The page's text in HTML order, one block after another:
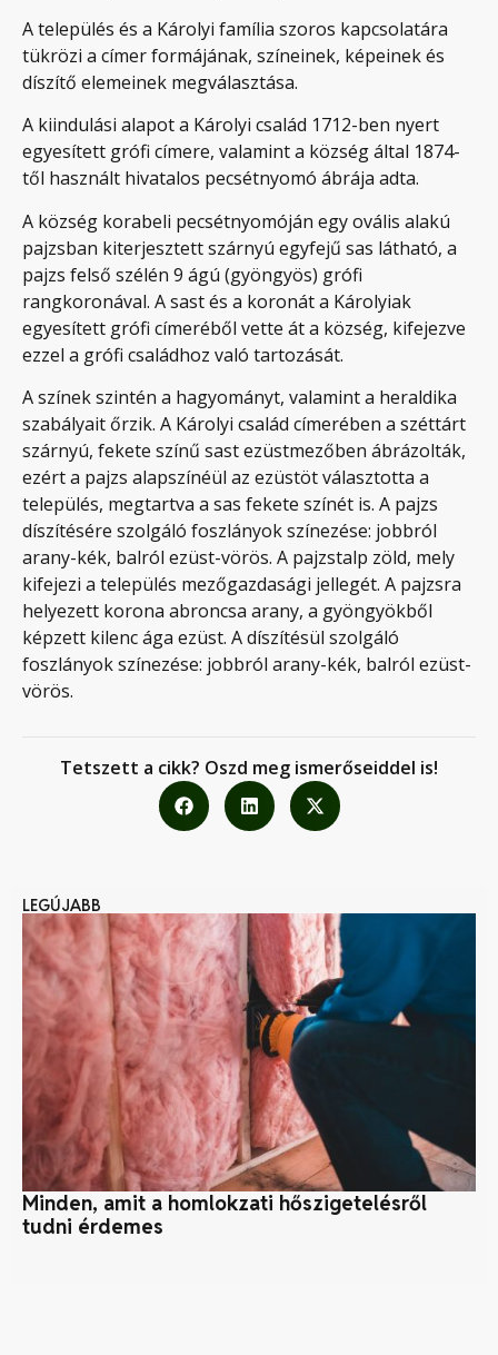
A település és a Károlyi família szoros kapcsolatára
tükrözi a címer formájának, színeinek, képeinek és
díszítő elemeinek megválasztása.
A kiindulási alapot a Károlyi család 1712-ben nyert
egyesített grófi címere, valamint a község által 1874-
től használt hivatalos pecsétnyomó ábrája adta.
A község korabeli pecsétnyomóján egy ovális alakú
pajzsban kiterjesztett szárnyú egyfejű sas látható, a
pajzs felső szélén 9 ágú (gyöngyös) grófi
rangkoronával. A sast és a koronát a Károlyiak
egyesített grófi címeréből vette át a község, kifejezve
ezzel a grófi családhoz való tartozását.
A színek szintén a hagyományt, valamint a heraldika
szabályait őrzik. A Károlyi család címerében a széttárt
szárnyú, fekete színű sast ezüstmezőben ábrázolták,
ezért a pajzs alapszínéül az ezüstöt választotta a
település, megtartva a sas fekete színét is. A pajzs
díszítésére szolgáló foszlányok színezése: jobbról
arany-kék, balról ezüst-vörös. A pajzstalp zöld, mely
kifejezi a település mezőgazdasági jellegét. A pajzsra
helyezett korona abroncsa arany, a gyöngyökből
képzett kilenc ága ezüst. A díszítésül szolgáló
foszlányok színezése: jobbról arany-kék, balról ezüst-
vörös.
Tetszett a cikk? Oszd meg ismerőseiddel is!
LEGÚJABB
Minden, amit a homlokzati hőszigetelésről
tudni érdemes